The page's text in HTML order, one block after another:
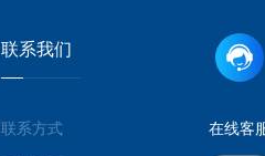
联系我们
联系方式 在线客